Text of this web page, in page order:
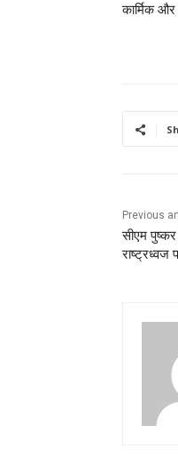
कार्मिक
Previous
सीएम
राष्ट्रध्वज